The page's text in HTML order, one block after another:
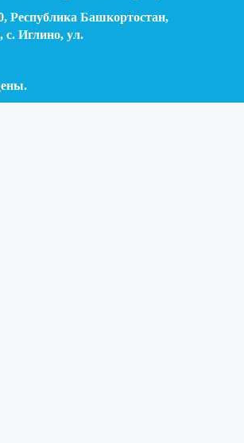
Республика Башкортостан,
с. Иглино, ул.